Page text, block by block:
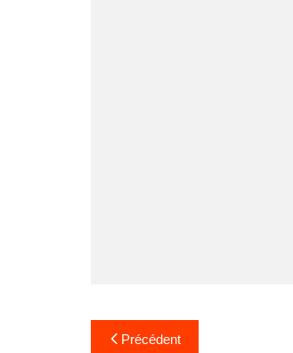
Navigation
Précédent